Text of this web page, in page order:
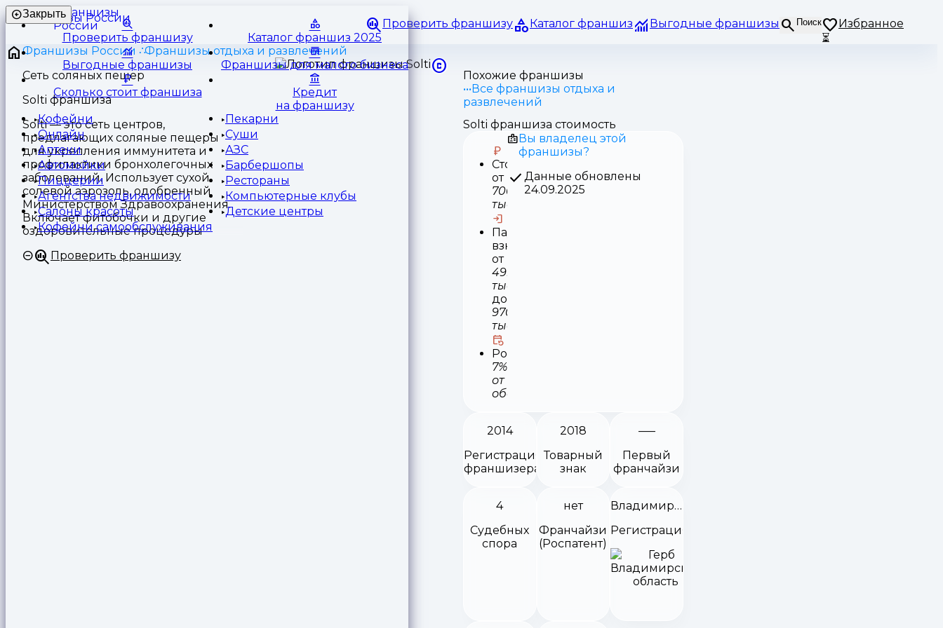
Франшизы
России
Проверить франшизу Каталог франшиз Выгодные франшизы Поиск
Избранное
⏳
Закрыть
Проверить франшизу Каталог франшиз 2025
Выгодные франшизы Франшизы для малого бизнеса
Сколько стоит франшиза
Кредит
на франшизу
Кофейни
Пекарни
Онлайн
Суши
Аптеки
АЗС
Автомойки
Барбершопы
Пиццерии
Рестораны
Агентства недвижимости
Компьютерные клубы
Салоны красоты
Детские центры
Кофейни самообслуживания
Франшизы России
Франшизы отдыха и развлечений
Сеть соляных пещер
Solti франшиза
Solti — это сеть центров,
предлагающих соляные пещеры
для укрепления иммунитета и
профилактики бронхолегочных
заболеваний. Использует сухой
солевой аэрозоль, одобренный
Министерством Здравоохранения.
Включает фитобочки и другие
оздоровительные процедуры
Проверить франшизу
Похожие франшизы
Все франшизы отдыха и
развлечений
Solti франшиза стоимость
Стоимость
от
700
тыс
Паушальный
взнос
от
499
тыс
до
970
тыс
Роялти
7%
от
оборота
Вы владелец этой
франшизы?
Данные обновлены
24.09.2025
2014
Регистрация
франшизера
2018
Товарный
знак
Первый
франчайзи
4
Судебных
спора
нет
Франчайзи
(Роспатент)
Владимирская область
Регистрация